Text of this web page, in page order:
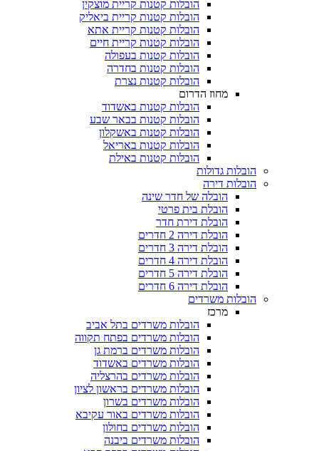
הובלות קטנות קריית מוצקין
הובלות קטנות קריית ביאליק
הובלות קטנות קריית אתא
הובלות קטנות קריית חיים
הובלות קטנות בעפולה
הובלות קטנות בחדרה
הובלות קטנות נצרת
מחוז הדרום
הובלות קטנות באשדוד
הובלות קטנות בבאר שבע
הובלות קטנות באשקלון
הובלות קטנות באריאל
הובלות קטנות באילת
הובלות גדולות
הובלות דירה
הובלה של חדר שינה
הובלת בית פרטי
הובלת דירת חדר
הובלת דירה 2 חדרים
הובלת דירה 3 חדרים
הובלת דירה 4 חדרים
הובלת דירה 5 חדרים
הובלת דירה 6 חדרים
הובלות משרדים
מרכז
הובלות משרדים בתל אביב
הובלות משרדים בפתח תקווה
הובלות משרדים ברמת גן
הובלות משרדים באשדוד
הובלות משרדים בהרצליה
הובלות משרדים בראשון לציון
הובלות משרדים בשרון
הובלות משרדים באור עקיבא
הובלות משרדים בחולון
הובלות משרדים ביבנה